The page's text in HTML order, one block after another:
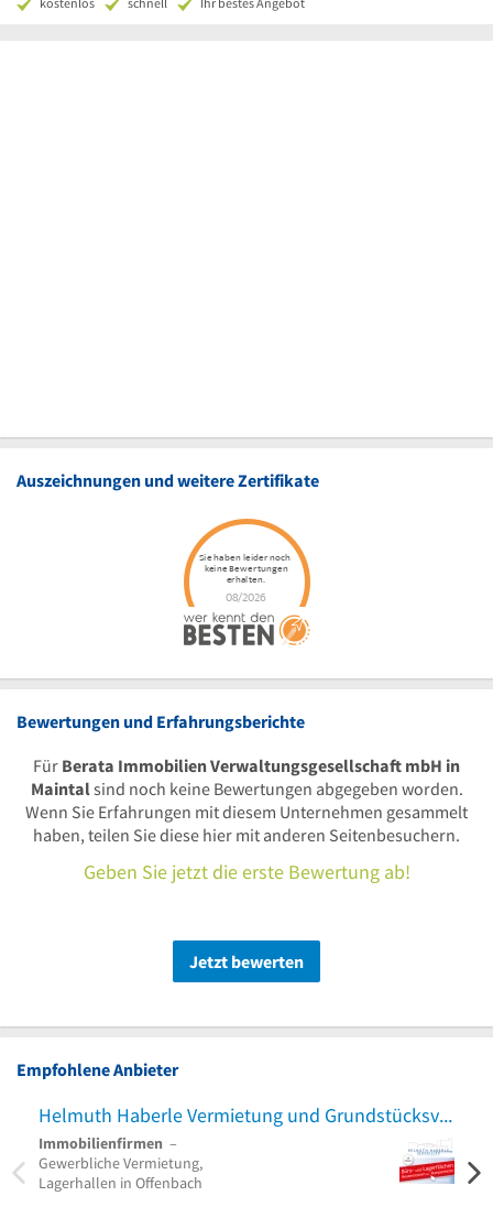
Auszeichnungen und weitere Zertifikate
Bewertungen und Erfahrungsberichte
Für Berata Immobilien Verwaltungsgesellschaft mbH in
Maintalsind noch keine Bewertungen abgegeben worden.
Wenn Sie Erfahrungen mit diesem Unternehmen gesammelt
haben, teilen Sie diese hier mit anderen Seitenbesuchern.
Geben Sie jetzt die erste Bewertung ab!
Jetzt bewerten
Empfohlene Anbieter
Helmuth Haberle Vermietung und Grundstücksverwaltung
Immobilienfirmen –
Gewerbliche Vermietung,
Lagerhallen in Offenbach